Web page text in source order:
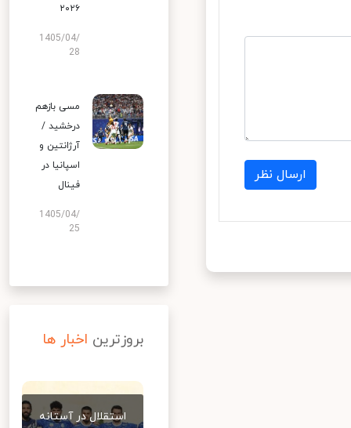
ارسال نظر
۲۰۲۶
1405/04/
28
مسی بازهم
درخشید /
آرژانتین و
اسپانیا در
فینال
1405/04/
25
بروزترین اخبار ها
استقلال در آستانه